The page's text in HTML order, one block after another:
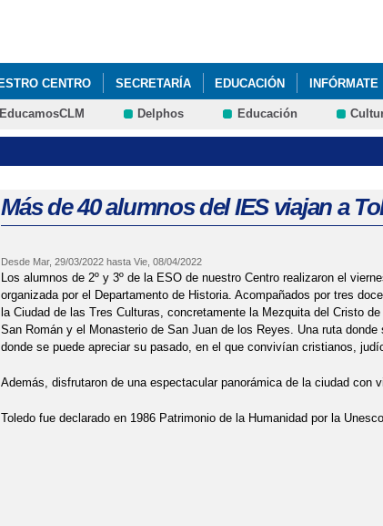
CENTRO SECRETARÍA EDUCACIÓN INFÓRMATE
EducamosCLM Delphos Educación
Más de 40 alumnos del IES viajan a
Desde Mar, 29/03/2022hasta Vie, 08/04/2022
Los alumnos de 2º y 3º de la ESO de nuestro Centro realizaron el
organizada por el Departamento de Historia. Acompañados por tres
la Ciudad de las Tres Culturas, concretamente la Mezquita del Cristo
San Román y el Monasterio de San Juan de los Reyes. Una ruta
donde se puede apreciar su pasado, en el que convivían cristianos,
Además, disfrutaron de una espectacular panorámica de la ciudad con
Toledo fue declarado en 1986 Patrimonio de la Humanidad por la